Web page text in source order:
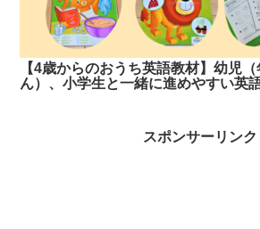
【4歳からのおうち英語教材】幼児
ん）、小学生と一緒に進めやすい英
スポンサーリンク